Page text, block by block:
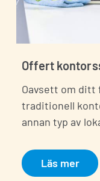
Offert
Oavsett om ditt
traditionell
annan typ av
Läs mer